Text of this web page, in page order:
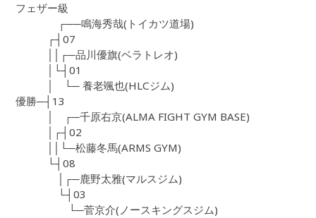
フェザー級
┌──鳴海秀哉(トイカツ道場)
┌┤07
││┌─品川優旗(ベラトレオ)
│└┤01
│ └─ 養老颯也(HLCジム)
優勝─┤13
│ ┌─千原右京(ALMA FIGHT GYM BASE)
│┌┤02
││└─松藤冬馬(ARMS GYM)
└┤08
│┌─鹿野太雅(マルスジム)
└┤03
└─菅京介(ノースキングスジム)